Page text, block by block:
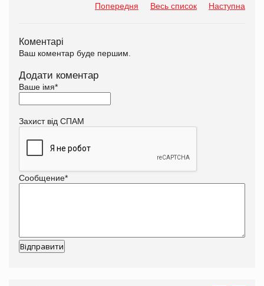
Попередня Весь список Наступна
Коментарі
Ваш коментар буде першим.
Додати коментар
Ваше імя*
Захист від СПАМ
Сообщение*